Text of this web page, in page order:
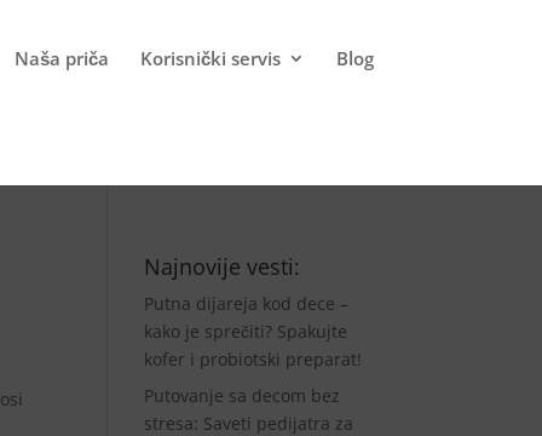
Naša priča Korisnički servis Blog
Najnovije vesti:
Putna dijareja kod dece –
kako je sprečiti? Spakujte
kofer i probiotski preparat!
Putovanje sa decom bez
stresa: Saveti pedijatra za